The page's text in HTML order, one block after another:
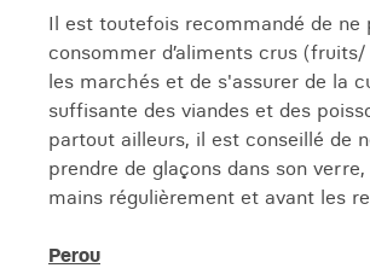
Il est toutefois recommandé de ne
consommer d’aliments crus
les marchés et de s'assurer de la
suffisante des viandes et des
partout ailleurs, il est conseillé de
prendre de glaçons dans son
mains régulièrement et avant les
Perou